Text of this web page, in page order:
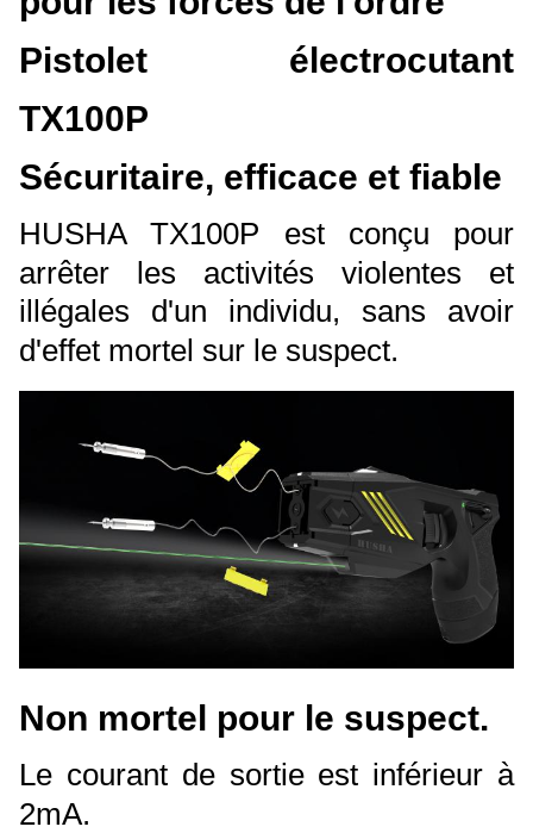
Pistolet électrocutant
TX100P
Sécuritaire, efficace et fiable
HUSHA TX100P est conçu pour
arrêter les activités violentes et
illégales d'un individu, sans avoir
d'effet mortel sur le suspect.
Non mortel pour le suspect.
Le courant de sortie est inférieur à
2mA.